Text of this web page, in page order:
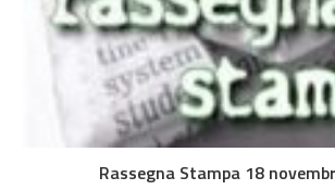
Rassegna Stampa 18